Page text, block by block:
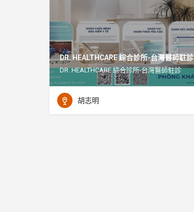
DR. HEALTHCARE 綜合診所-台灣醫師駐診
DR. HEALTHCARE 綜合診所-台灣醫師駐診
胡志明